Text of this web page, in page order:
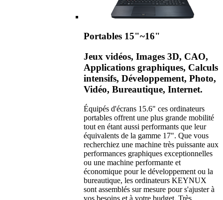
Portables 15"~16"
Jeux vidéos, Images 3D, CAO,
Applications graphiques, Calculs
intensifs, Développement, Photo,
Vidéo, Bureautique, Internet.
Équipés d'écrans 15.6" ces ordinateurs
portables offrent une plus grande mobilité
tout en étant aussi performants que leur
équivalents de la gamme 17". Que vous
recherchiez une machine très puissante aux
performances graphiques exceptionnelles
ou une machine performante et
économique pour le développement ou la
bureautique, les ordinateurs KEYNUX
sont assemblés sur mesure pour s'ajuster à
vos besoins et à votre budget. Très